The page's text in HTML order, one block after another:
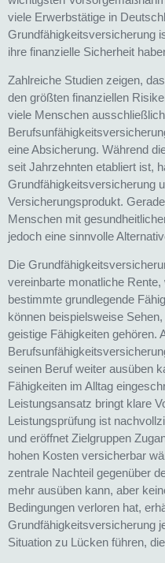
viele Erwerbstätige in
Grundfähigkeitsversicherung
ihre finanzielle Sicherheit
Zahlreiche Studien zeigen,
den größten finanziellen
viele Menschen
eine Absicherung. Während
seit Jahrzehnten etabliert ist,
Grundfähigkeitsversicherung
Versicherungsprodukt.
Menschen mit
jedoch eine sinnvolle
Die
vereinbarte monatliche
bestimmte grundlegende
können beispielsweise
geistige Fähigkeiten gehören.
seinen Beruf weiter ausüben
Fähigkeiten im Alltag
Leistungsansatz bringt klare
Leistungsprüfung ist
und eröffnet Zielgruppen
hohen Kosten versicherbar
zentrale Nachteil gegenüber
mehr ausüben kann, aber
Bedingungen verloren hat,
Grundfähigkeitsversicherung
Situation zu Lücken führen,